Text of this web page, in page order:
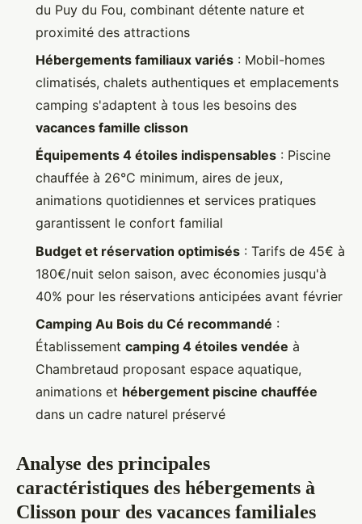
du Puy du Fou, combinant détente nature et
proximité des attractions
Hébergements familiaux variés : Mobil-homes
climatisés, chalets authentiques et emplacements
camping s'adaptent à tous les besoins des
vacances famille clisson
Équipements 4 étoiles indispensables : Piscine
chauffée à 26°C minimum, aires de jeux,
animations quotidiennes et services pratiques
garantissent le confort familial
Budget et réservation optimisés : Tarifs de 45€ à
180€/nuit selon saison, avec économies jusqu'à
40% pour les réservations anticipées avant février
Camping Au Bois du Cé recommandé :
Établissement camping 4 étoiles vendée à
Chambretaud proposant espace aquatique,
animations et hébergement piscine chauffée
dans un cadre naturel préservé
Analyse des principales
caractéristiques des hébergements à
Clisson pour des vacances familiales